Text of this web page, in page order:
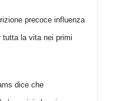
precoce influenza
tutta la vita nei primi
dice che